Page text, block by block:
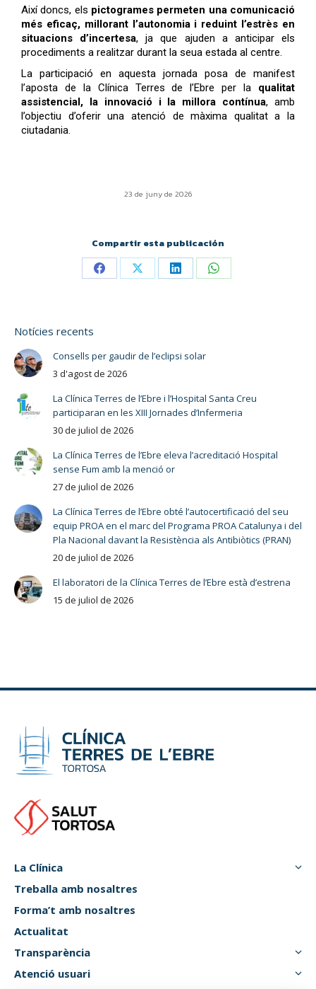
Així doncs, els pictogrames permeten una comunicació
més eficaç, millorant l’autonomia i reduint l’estrès en
situacions d’incertesa, ja que ajuden a anticipar els
procediments a realitzar durant la seua estada al centre.
La participació en aquesta jornada posa de manifest
l’aposta de la Clínica Terres de l’Ebre per la qualitat
assistencial, la innovació i la millora contínua, amb
l’objectiu d’oferir una atenció de màxima qualitat a la
ciutadania.
23 de juny de 2026
Compartir esta publicación
Notícies recents
Consells per gaudir de l’eclipsi solar
3 d'agost de 2026
La Clínica Terres de l’Ebre i l’Hospital Santa Creu
participaran en les XIII Jornades d’Infermeria
30 de juliol de 2026
La Clínica Terres de l’Ebre eleva l’acreditació Hospital
sense Fum amb la menció or
27 de juliol de 2026
La Clínica Terres de l’Ebre obté l’autocertificació del seu
equip PROA en el marc del Programa PROA Catalunya i del
Pla Nacional davant la Resistència als Antibiòtics (PRAN)
20 de juliol de 2026
El laboratori de la Clínica Terres de l’Ebre està d’estrena
15 de juliol de 2026
La Clínica
Treballa amb nosaltres
Forma’t amb nosaltres
Actualitat
Transparència
Atenció usuari